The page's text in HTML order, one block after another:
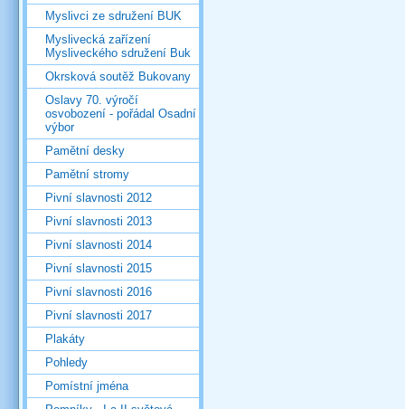
Myslivci ze sdružení BUK
Myslivecká zařízení
Mysliveckého sdružení Buk
Okrsková soutěž Bukovany
Oslavy 70. výročí
osvobození - pořádal Osadní
výbor
Pamětní desky
Pamětní stromy
Pivní slavnosti 2012
Pivní slavnosti 2013
Pivní slavnosti 2014
Pivní slavnosti 2015
Pivní slavnosti 2016
Pivní slavnosti 2017
Plakáty
Pohledy
Pomístní jména